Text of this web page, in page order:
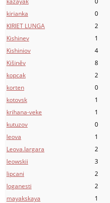
kirianka
0
KIRIET LUNGA
2
Kishinev
1
Kishiniov
4
Kišiněv
8
kopcak
2
korten
0
kotovsk
1
krihana-veke
1
kutuzov
0
leova
1
Leova.Iargara
2
leowskii
3
lipcani
2
loganesti
2
mayakskaya
1